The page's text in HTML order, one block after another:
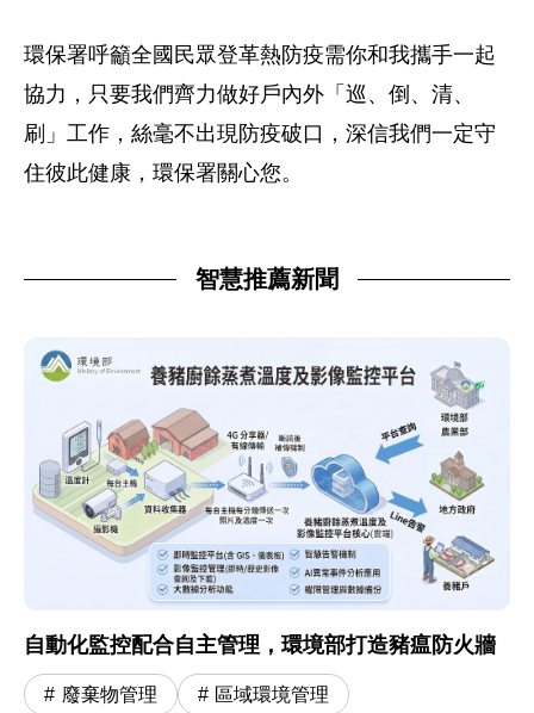
環保署呼籲全國民眾登革熱防疫需你和我攜手一起
協力， 只要我們齊力做好戶內外「巡、倒、清、
刷」工作， 絲毫不出現防疫破口，深信我們一定守
住彼此健康，環保署關心您。
智慧推薦新聞
自動化監控配合自主管理，環境部打造豬瘟防火牆
廢棄物管理 區域環境管理